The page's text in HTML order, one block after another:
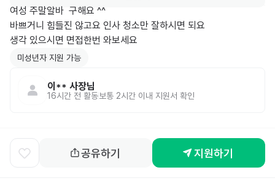
여성 주말알바  구해요 ^^
바쁘거니 힘들진 않고요 인사 청소만 잘하시면 되요
생각 있으시면 면접한번 와보세요
미성년자 지원 가능
이** 사장님
16시간 전 활동 보통 2시간 이내 지원서 확인
공유하기 지원하기